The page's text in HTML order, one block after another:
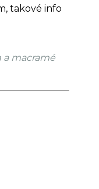
takové info
macramé